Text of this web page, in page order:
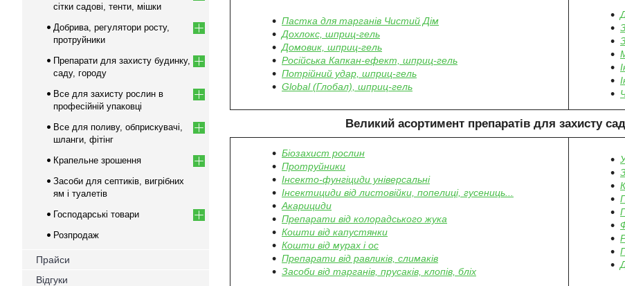
Пастка для тарганів Чистий Дім
Дохлокс, шприц-гель
Домовик, шприц-гель
Російська Капкан-ефект, шприц-гель
Потрійний удар, шприц-гель
Global (Глобал), шприц-гель
Великий асортимент препаратів для захисту
Біозахист рослин
Протруйники
Інсекто-фунгіциди універсальні
Інсектициди від листовійки, попелиці, гусениць...
Акарициди
Препарати від колорадського жука
Кошти від капустянки
Кошти від мурах і ос
Препарати від равликів, слимаків
Засоби від тарганів, прусаків, клопів, бліх
сітки садові, тенти, мішки
Добрива, регулятори росту,
протруйники
Препарати для захисту будинку,
саду, городу
Все для захисту рослин в
професійній упаковці
Все для поливу, обприскувачі,
шланги, фітінг
Крапельне зрошення
Засоби для септиків, вигрібних
ям і туалетів
Господарські товари
Розпродаж
Прайси
Відгуки